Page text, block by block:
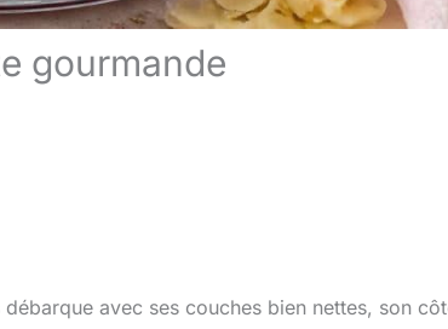
gourmande
avec ses couches bien nettes, son